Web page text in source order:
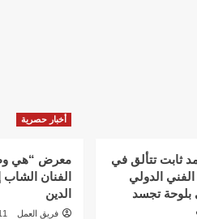
ثابت تتألق في
الدولي
بلوحة تجسد
أخبار حصرية
معرض “هي
الفنان
الدين
فريق العمل 11